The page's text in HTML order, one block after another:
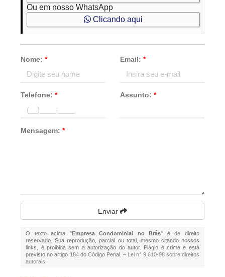
Ou em nosso WhatsApp
Clicando aqui
Nome:* Email: *
Telefone:* Assunto: *
Mensagem:*
Enviar
O texto acima "Empresa Condominial no Brás" é de direito
reservado. Sua reprodução, parcial ou total, mesmo citando nossos
links, é proibida sem a autorização do autor. Plágio é crime e está
previsto no artigo 184 do Código Penal. – Lei n° 9.610-98 sobre direitos
autorais